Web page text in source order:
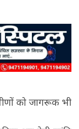
को जागरूक भी